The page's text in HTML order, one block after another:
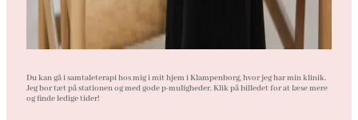
Du kan gå i samtaleterapi hos mig i mit hjem i Klampenborg, hvor jeg har min klinik.
Jeg bor tæt på stationen og med gode p-muligheder. Klik på billedet for at læse mere
og finde ledige tider!